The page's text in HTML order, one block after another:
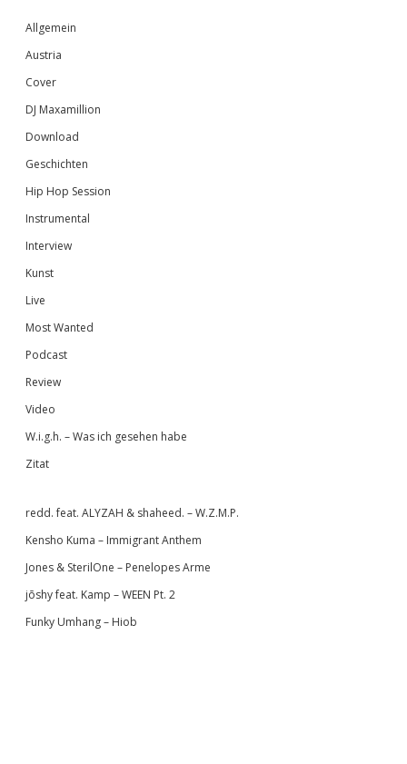
Sidebar
Allgemein
Austria
Cover
DJ Maxamillion
Download
Geschichten
Hip Hop Session
Instrumental
Interview
Kunst
Live
Most Wanted
Podcast
Review
Video
W.i.g.h. – Was ich gesehen habe
Zitat
redd. feat. ALYZAH & shaheed. – W.Z.M.P.
Kensho Kuma – Immigrant Anthem
Jones & SterilOne – Penelopes Arme
jōshy feat. Kamp – WEEN Pt. 2
Funky Umhang – Hiob